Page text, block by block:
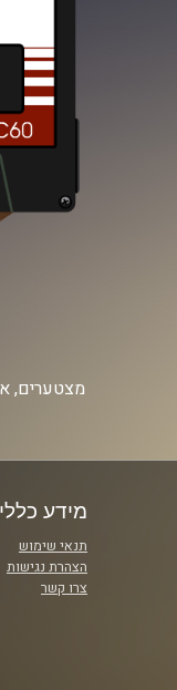
מצטערים,
מידע כללי
תנאי שימוש
הצהרת נגישות
צרו קשר